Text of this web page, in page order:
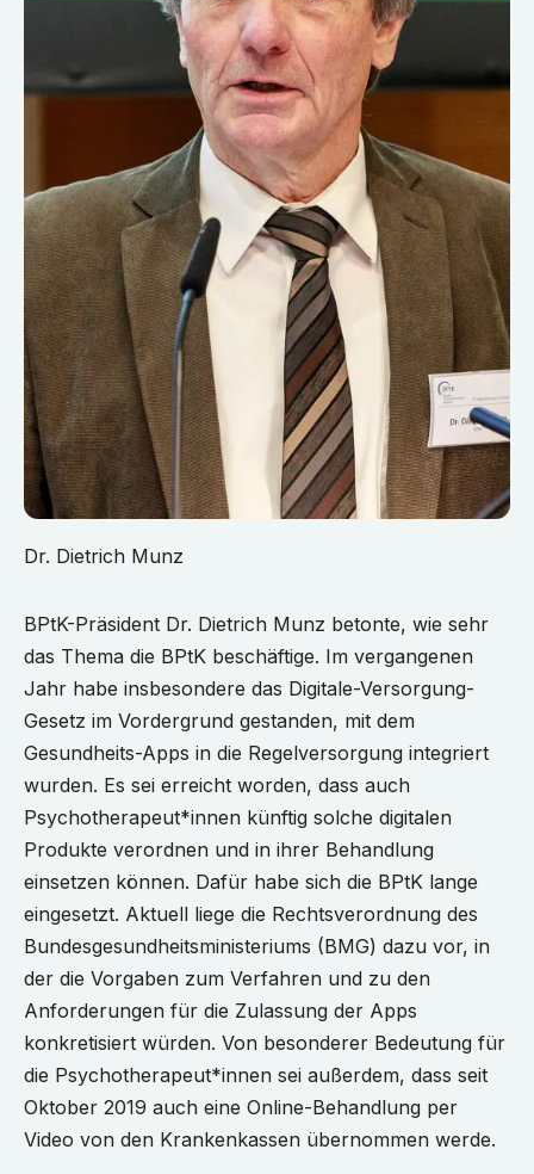
Dr. Dietrich Munz
BPtK-Präsident Dr. Dietrich Munz betonte, wie sehr
das Thema die BPtK beschäftige. Im vergangenen
Jahr habe insbesondere das Digitale-Versorgung-
Gesetz im Vordergrund gestanden, mit dem
Gesundheits-Apps in die Regelversorgung integriert
wurden. Es sei erreicht worden, dass auch
Psychotherapeut*innen künftig solche digitalen
Produkte verordnen und in ihrer Behandlung
einsetzen können. Dafür habe sich die BPtK lange
eingesetzt. Aktuell liege die Rechtsverordnung des
Bundesgesundheitsministeriums (BMG) dazu vor, in
der die Vorgaben zum Verfahren und zu den
Anforderungen für die Zulassung der Apps
konkretisiert würden. Von besonderer Bedeutung für
die Psychotherapeut*innen sei außerdem, dass seit
Oktober 2019 auch eine Online-Behandlung per
Video von den Krankenkassen übernommen werde.